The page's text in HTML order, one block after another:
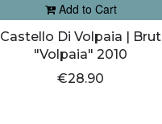
Add to Cart
Castello Di Volpaia | Brut
"Volpaia" 2010
€28.90